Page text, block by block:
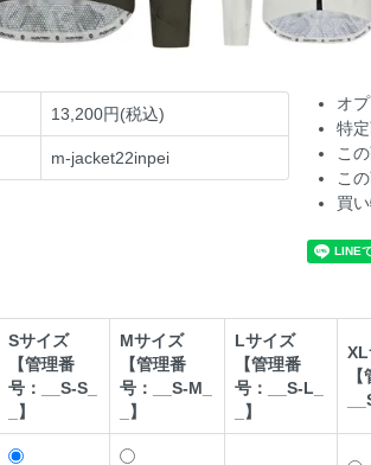
13,200円(税込)
m-jacket22inpei
オ
特
こ
こ
買
Sサイズ
【管理番
号：__S-S_
_】
Mサイズ
【管理番
号：__S-M_
_】
Lサイズ
【管理番
号：__S-L_
_】